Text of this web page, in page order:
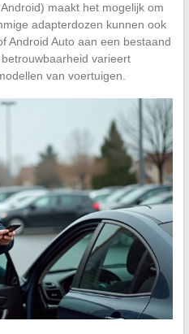
maakt het mogelijk om
adapterdozen kunnen ook
Android Auto aan een bestaand
varieert
van voertuigen.